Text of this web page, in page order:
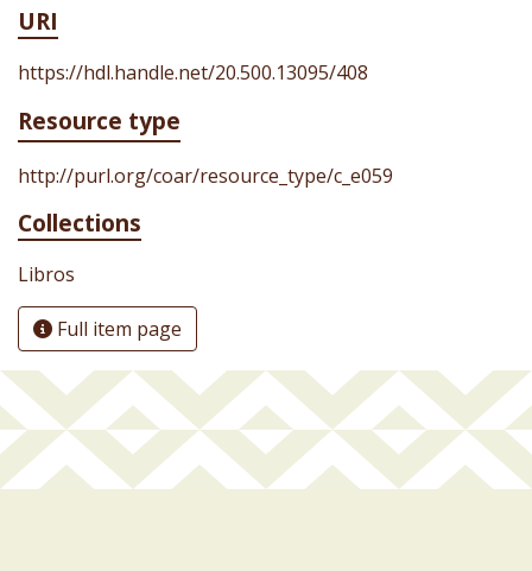
URI
https://hdl.handle.net/20.500.13095/408
Resource type
http://purl.org/coar/resource_type/c_e059
Collections
Libros
Full item page